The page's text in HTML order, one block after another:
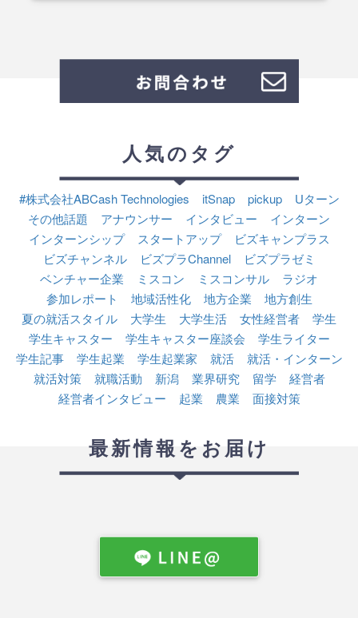
人気のタグ
#株式会社ABCash Technologies itSnap pickup
Uターン
その他話題
アナウンサー インタビュー
インターン
インターンシップ
スタートアップ
ビズキャンプラス
ビズチャンネル
ビズプラChannel
ビズプラゼミ
ベンチャー企業
ミスコン ミスコンサル
ラジオ
参加レポート
地域活性化 地方企業
地方創生
夏の就活スタイル
大学生 大学生活 女性経営者
学生
学生キャスター
学生キャスター座談会
学生ライター
学生記事
学生起業 学生起業家 就活
就活・インターン
就活対策
就職活動 新潟 業界研究 留学
経営者
経営者インタビュー
起業 農業 面接対策
最新情報をお届け